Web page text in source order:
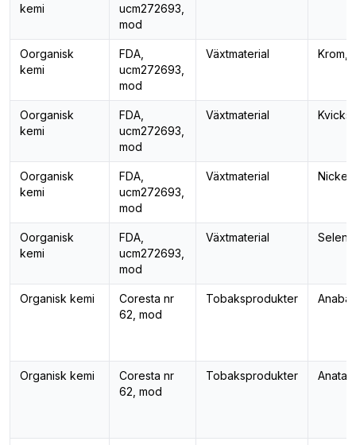
kemi
ucm272693,
mod
Oorganisk
kemi
FDA,
ucm272693,
mod
Växtmaterial Krom,
Oorganisk
kemi
FDA,
ucm272693,
mod
Växtmaterial
Oorganisk
kemi
FDA,
ucm272693,
mod
Växtmaterial Nickel,
Oorganisk
kemi
FDA,
ucm272693,
mod
Växtmaterial Selen,
Organisk kemi
Coresta nr
62, mod
Tobaksprodukter
Organisk kemi
Coresta nr
62, mod
Tobaksprodukter